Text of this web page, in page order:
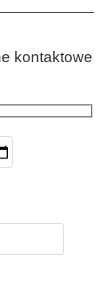
kontaktowe